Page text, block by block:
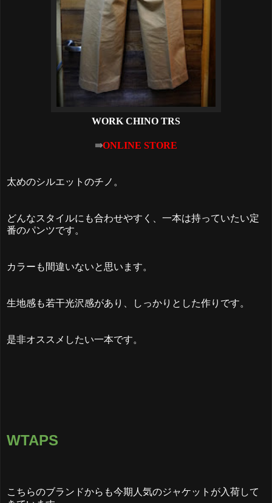
WORK CHINO TRS
⇛ONLINE STORE
太めのシルエットのチノ。
どんなスタイルにも合わせやすく、一本は持っていたい定
番のパンツです。
カラーも間違いないと思います。
生地感も若干光沢感があり、しっかりとした作りです。
是非オススメしたい一本です。
WTAPS
こちらのブランドからも今期人気のジャケットが入荷して